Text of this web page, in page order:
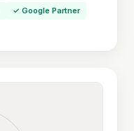
✓ Google Partner